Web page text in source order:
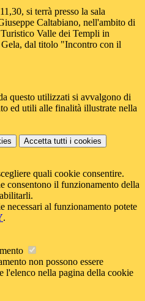
si terrà presso la sala
Caltabiano, nell'ambito di
Valle dei Templi in
dal titolo "Incontro con il
questo utilizzati si avvalgono di
ed utili alle finalità illustrate nella
Accetta tutti i cookies
quali cookie consentire.
consentono il funzionamento della
necessari al funzionamento potete
.
non possono essere
l'elenco nella pagina della cookie